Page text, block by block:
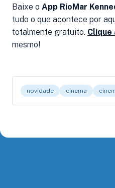
Baixe o App RioMar
tudo o que acontece por
totalmente gratuito. Clique
mesmo!
novidade cinema